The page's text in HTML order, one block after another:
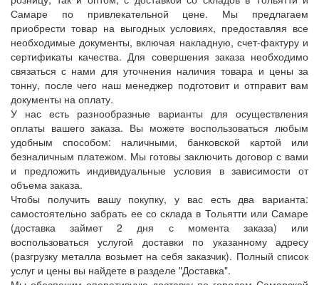
Самаре по привлекательной цене. Мы предлагаем
приобрести товар на выгодных условиях, предоставляя все
необходимые документы, включая накладную, счет-фактуру и
сертификаты качества. Для совершения заказа необходимо
связаться с нами для уточнения наличия товара и цены за
тонну, после чего наш менеджер подготовит и отправит вам
документы на оплату.
У нас есть разнообразные варианты для осуществления
оплаты вашего заказа. Вы можете воспользоваться любым
удобным способом: наличными, банковской картой или
безналичным платежом. Мы готовы заключить договор с вами
и предложить индивидуальные условия в зависимости от
объема заказа.
Чтобы получить вашу покупку, у вас есть два варианта:
самостоятельно забрать ее со склада в Тольятти или Самаре
(доставка займет 2 дня с момента заказа) или
воспользоваться услугой доставки по указанному адресу
(разгрузку металла возьмет на себя заказчик). Полный список
услуг и цены вы найдете в разделе "Доставка".